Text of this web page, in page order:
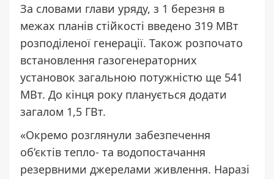
За словами глави уряду, з 1 березня в
межах планів стійкості введено 319 МВт
розподіленої генерації. Також розпочато
встановлення газогенераторних
установок загальною потужністю ще 541
МВт. До кінця року планується додати
загалом 1,5 ГВт.
«Окремо розглянули забезпечення
об’єктів тепло- та водопостачання
резервними джерелами живлення. Наразі